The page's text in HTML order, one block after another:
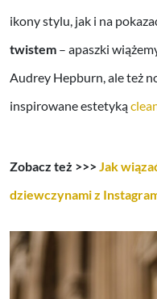
ikony stylu, jak i na
twistem – apaszki
Audrey Hepburn, ale też
inspirowane estetyką
Zobacz też >>> Jak
dziewczynami z